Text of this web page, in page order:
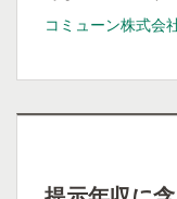
コミューン株式会